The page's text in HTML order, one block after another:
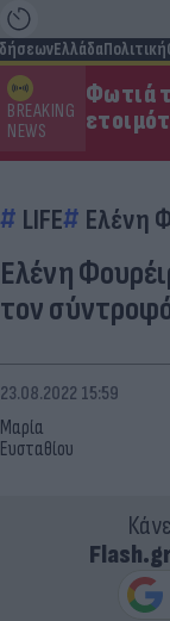
ΕλλάδαΠολιτική
BREAKING
NEWS
Φωτιά
LIFE Ελένη
Ελένη
τον
Μαρία
Ευσταθίου
23.08.2022 15:59